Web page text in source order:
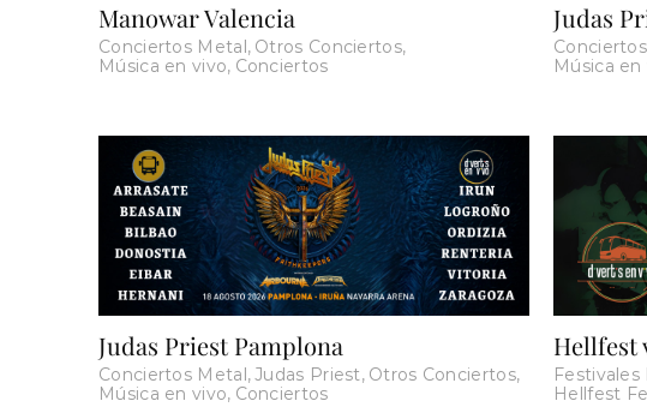
Manowar Valencia
Conciertos Metal , Otros Conciertos,
Música en vivo, Conciertos
Judas
Música en
Judas Priest Pamplona
Conciertos Metal,Judas Priest, Otros Conciertos,
Música en vivo, Conciertos
Hellfest
Festivales
Hellfest